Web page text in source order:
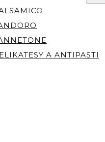
A ANTIPASTI